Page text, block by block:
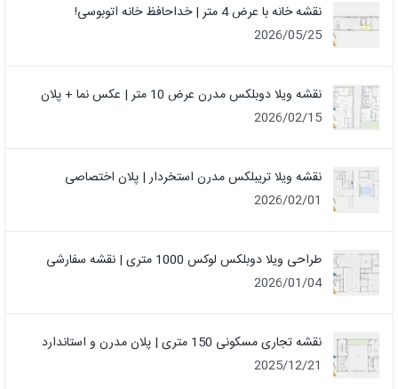
نقشه خانه با عرض 4 متر | خداحافظ خانه‌ اتوبوسی!
2026/05/25
نقشه ویلا دوبلکس مدرن عرض 10 متر | عکس نما + پلان
2026/02/15
نقشه ویلا تریبلکس مدرن استخردار | پلان اختصاصی
2026/02/01
طراحی ویلا دوبلکس لوکس 1000 متری | نقشه سفارشی
2026/01/04
نقشه تجاری مسکونی 150 متری | پلان مدرن و استاندارد
2025/12/21